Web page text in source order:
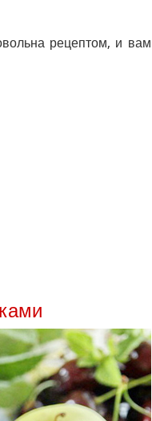
рецептом, и вам